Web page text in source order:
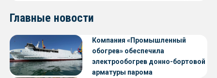
Главные новости
Компания «Промышленный
обогрев» обеспечила
электрообогрев донно-бортовой
арматуры парома